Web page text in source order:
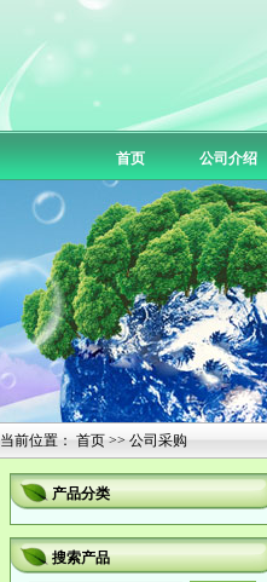
首页 公司介绍
当前位置： 首页 >> 公司采购
产品分类
搜索产品